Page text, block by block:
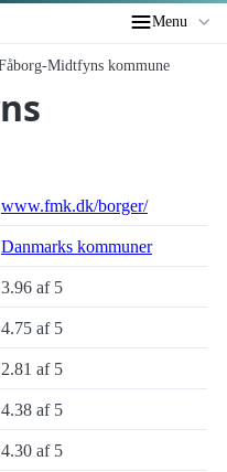
Menu
Midtfyns kommune
www.fmk.dk/borger/
Danmarks kommuner
3.96 af 5
4.75 af 5
2.81 af 5
4.38 af 5
4.30 af 5